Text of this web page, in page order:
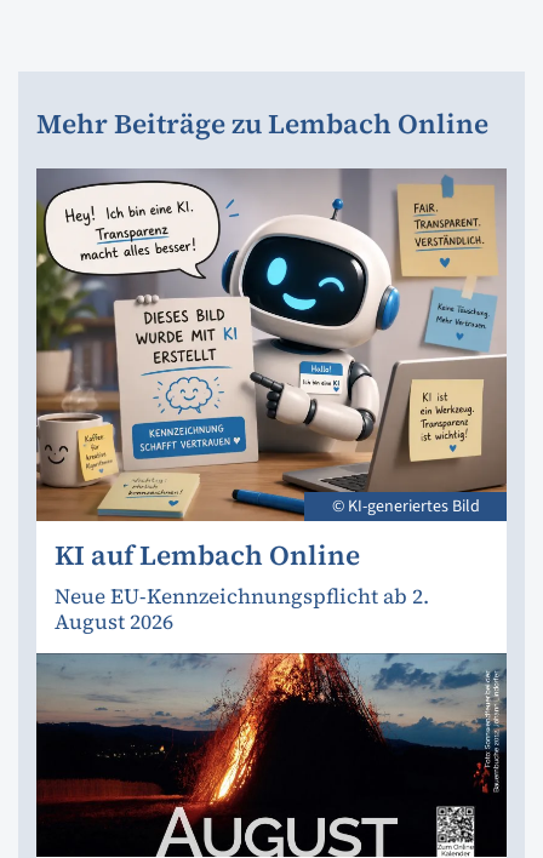
Mehr Beiträge zu Lembach Online
© KI-generiertes Bild
KI auf Lembach Online
Neue EU-Kennzeichnungspflicht ab 2.
August 2026